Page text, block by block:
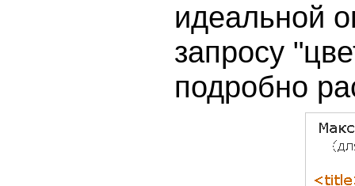
идеальной
запросу
подробно